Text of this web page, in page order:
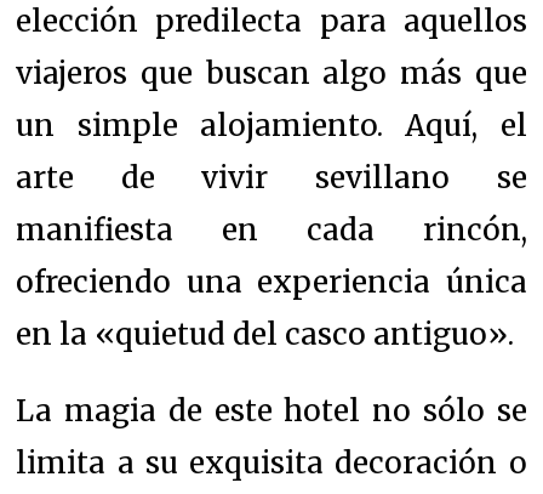
elección predilecta para aquellos
viajeros que buscan algo más que
un simple alojamiento. Aquí, el
arte de vivir sevillano se
manifiesta en cada rincón,
ofreciendo una experiencia única
en la «quietud del casco antiguo».
La magia de este hotel no sólo se
limita a su exquisita decoración o